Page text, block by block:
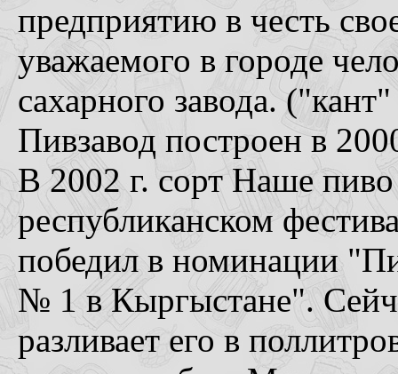
предприятию в честь
уважаемого в городе
сахарного завода.
Пивзавод построен в
В 2002 г. сорт Наше пиво
республиканском
победил в номинации
№ 1 в Кыргыстане".
разливает его в